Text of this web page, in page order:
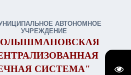
АВТОНОМНОЕ
УЧРЕЖДЕНИЕ
СИСТЕМА"